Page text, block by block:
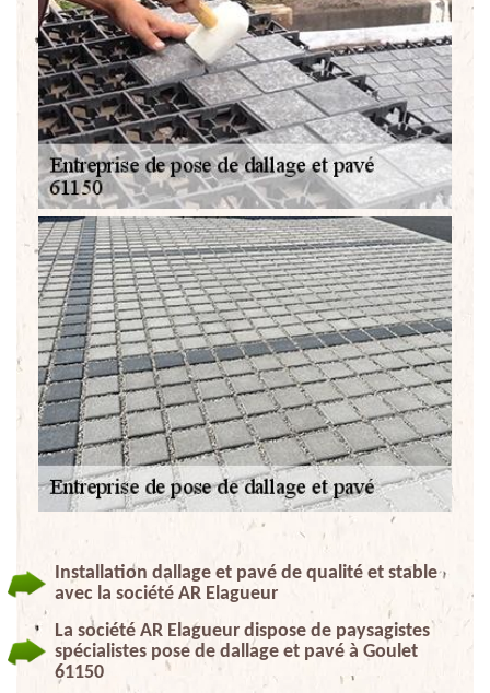
Installation dallage et pavé de qualité et stable
avec la société AR Elagueur
La société AR Elagueur dispose de paysagistes
spécialistes pose de dallage et pavé à Goulet
61150